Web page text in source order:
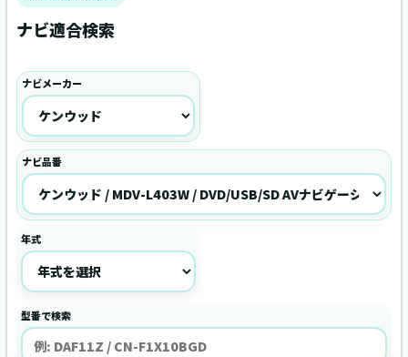
ナビ適合検索
ナビメーカー
ナビ品番
年式
型番で検索